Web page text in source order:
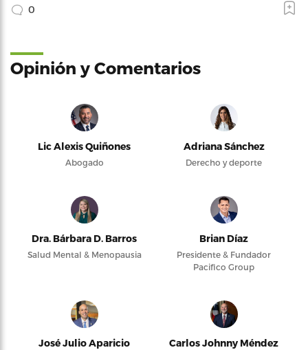
0
Opinión y Comentarios
Lic Alexis Quiñones
Abogado
Adriana Sánchez
Derecho y deporte
Dra. Bárbara D. Barros
Salud Mental & Menopausia
Brian Díaz
Presidente & Fundador
Pacifico Group
José Julio Aparicio
Carlos Johnny Méndez